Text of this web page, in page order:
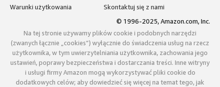
Warunki użytkowania
Skontaktuj się z nami
© 1996-2025, Amazon.com, Inc.
Na tej stronie używamy plików cookie i podobnych narzędzi
(zwanych łącznie „cookies”) wyłącznie do świadczenia usług na rzecz
użytkownika, w tym uwierzytelniania użytkownika, zachowania jego
ustawień, poprawy bezpieczeństwa i dostarczania treści. Inne witryny
i usługi firmy Amazon mogą wykorzystywać pliki cookie do
dodatkowych celów; aby dowiedzieć się więcej na temat tego, jak